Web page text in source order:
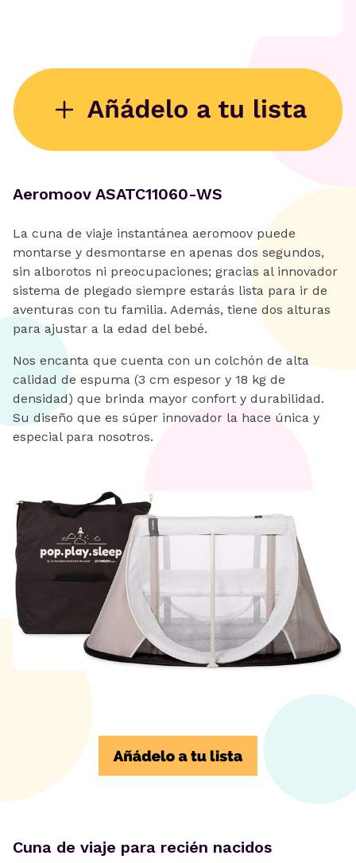
Aeromoov ASATC11060-WS
La cuna de viaje instantánea aeromoov puede
montarse y desmontarse en apenas dos segundos,
sin alborotos ni preocupaciones; gracias al innovador
sistema de plegado siempre estarás lista para ir de
aventuras con tu familia. Además, tiene dos alturas
para ajustar a la edad del bebé.
Nos encanta que cuenta con un colchón de alta
calidad de espuma (3 cm espesor y 18 kg de
densidad) que brinda mayor confort y durabilidad.
Su diseño que es súper innovador la hace única y
especial para nosotros.
Cuna de viaje para recién nacidos